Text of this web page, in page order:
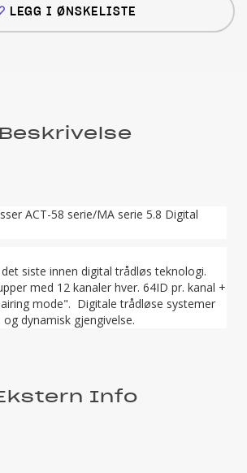
LEGG I ØNSKELISTE
Beskrivelse
ACT-58 serie/MA serie 5.8 Digital
siste innen digital trådløs teknologi.
med 12 kanaler hver. 64ID pr. kanal +
mode". Digitale trådløse systemer
dynamisk gjengivelse.
Info